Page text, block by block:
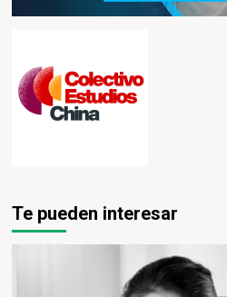
Te pueden interesar